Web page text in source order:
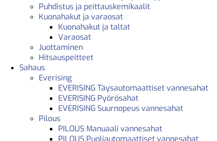
Puhdistus ja peittauskemikaalit
Kuonahakut ja varaosat
Kuonahakut ja taltat
Varaosat
Juottaminen
Hitsauspeitteet
Sahaus
Everising
EVERISING Täysautomaattiset vannesahat
EVERISING Pyörösahat
EVERISING Suurnopeus vannesahat
Pilous
PILOUS Manuaali vannesahat
PILOUS Puoliautomaattiset vannesahat